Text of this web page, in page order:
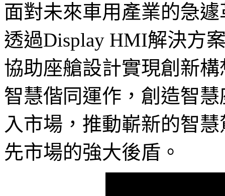
面對未來車用產業的急
透過Display HMI解決方
協助座艙設計實現創新
智慧偕同運作，創造智
入市場，推動嶄新的智
先市場的強大後盾。